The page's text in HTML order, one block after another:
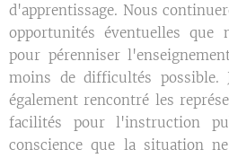
d'apprentissage. Nous
opportunités éventuelles que
pour pérenniser
moins de difficultés possible.
également rencontré les
facilités pour l'instruction
conscience que la situation